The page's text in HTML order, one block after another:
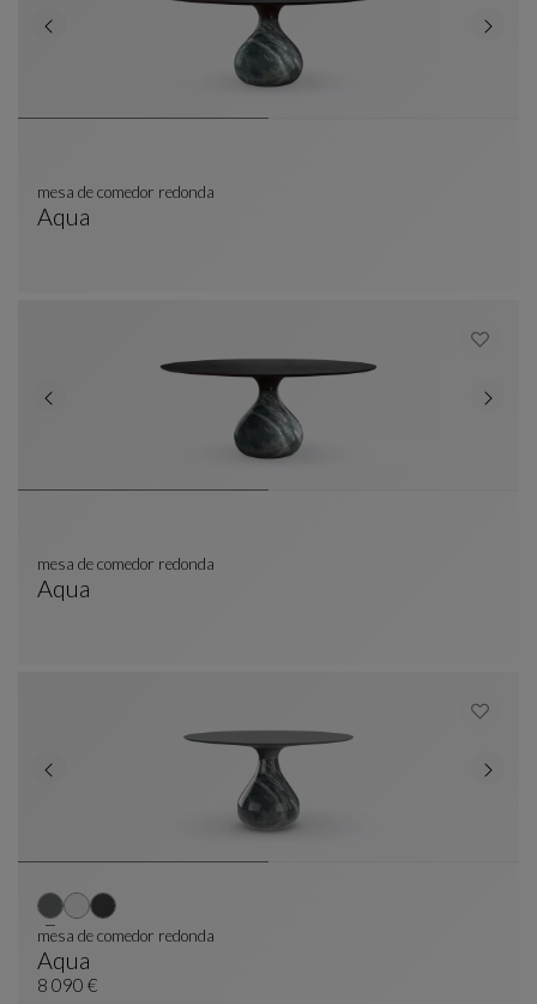
Aqua
mesa de comedor redonda
Aqua
mesa de comedor redonda
Aqua
Mesa De Comedor Redonda
Ver Descripción Completa
mesa de comedor redonda
8 090 €